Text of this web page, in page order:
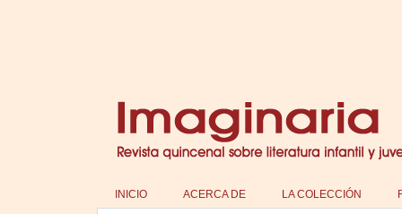
INICIO ACERCA DE LA COLECCIÓN